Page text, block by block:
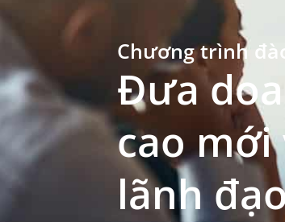
Chương trình
Đưa
cao
lãnh